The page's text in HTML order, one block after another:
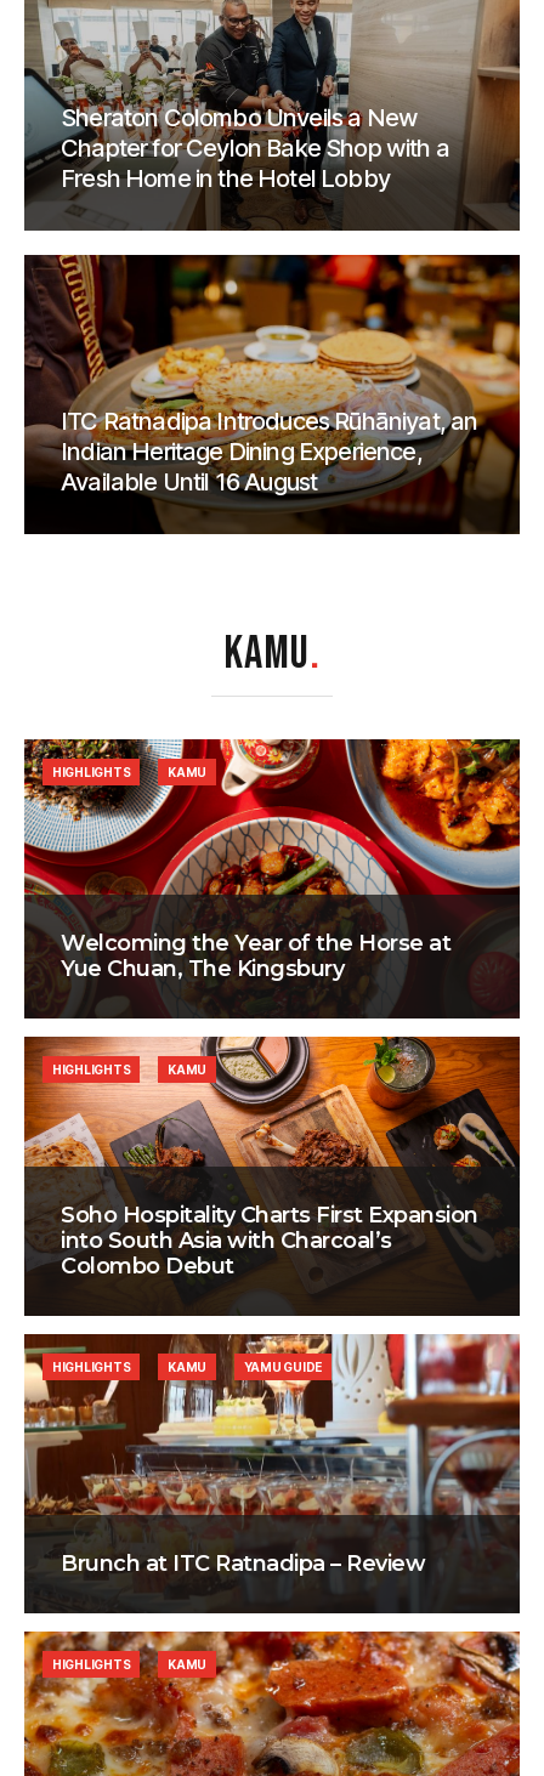
Sheraton Colombo Unveils a New
Chapter for Ceylon Bake Shop with a
Fresh Home in the Hotel Lobby
ITC Ratnadipa Introduces Rūhāniyat, an
Indian Heritage Dining Experience,
Available Until 16 August
KAMU.
Welcoming the Year of the Horse at
Yue Chuan, The Kingsbury
HIGHLIGHTS KAMU
Soho Hospitality Charts First Expansion
into South Asia with Charcoal’s
Colombo Debut
HIGHLIGHTS KAMU
Brunch at ITC Ratnadipa – Review
HIGHLIGHTS KAMU YAMU GUIDE
HIGHLIGHTS KAMU